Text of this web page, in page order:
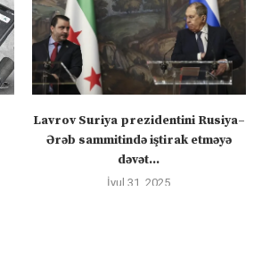
Lavrov Suriya prezidentini Rusiya–
Ərəb sammitində iştirak etməyə
dəvət...
İyul 31, 2025